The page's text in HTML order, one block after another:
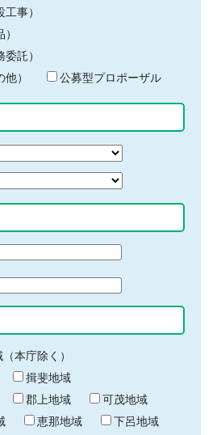
事）
託）
）
公募型プロポーザル
本庁除く）
揖斐地域
郡上地域
可茂地域
恵那地域
下呂地域